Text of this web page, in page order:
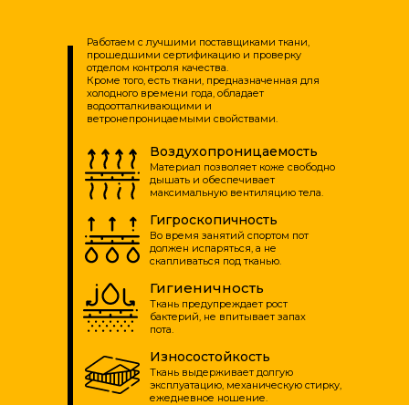
Работаем с лучшими поставщиками ткани,
прошедшими сертификацию и проверку
отделом контроля качества.
Кроме того, есть ткани, предназначенная для
холодного времени года, обладает
водоотталкивающими и
ветронепроницаемыми свойствами.
Воздухопроницаемость
Материал позволяет коже свободно
дышать и обеспечивает
максимальную вентиляцию тела.
Гигроскопичность
Во время занятий спортом пот
должен испаряться, а не
скапливаться под тканью.
Гигиеничность
Ткань предупреждает рост
бактерий, не впитывает запах
пота.
Износостойкость
Ткань выдерживает долгую
эксплуатацию, механическую стирку,
ежедневное ношение.